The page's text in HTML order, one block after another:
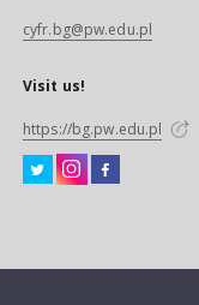
cyfr.bg@pw.edu.pl
Visit us!
https://bg.pw.edu.pl